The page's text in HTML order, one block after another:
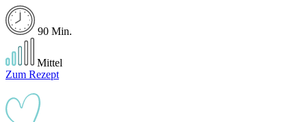
90 Min.
Mittel
Zum Rezept